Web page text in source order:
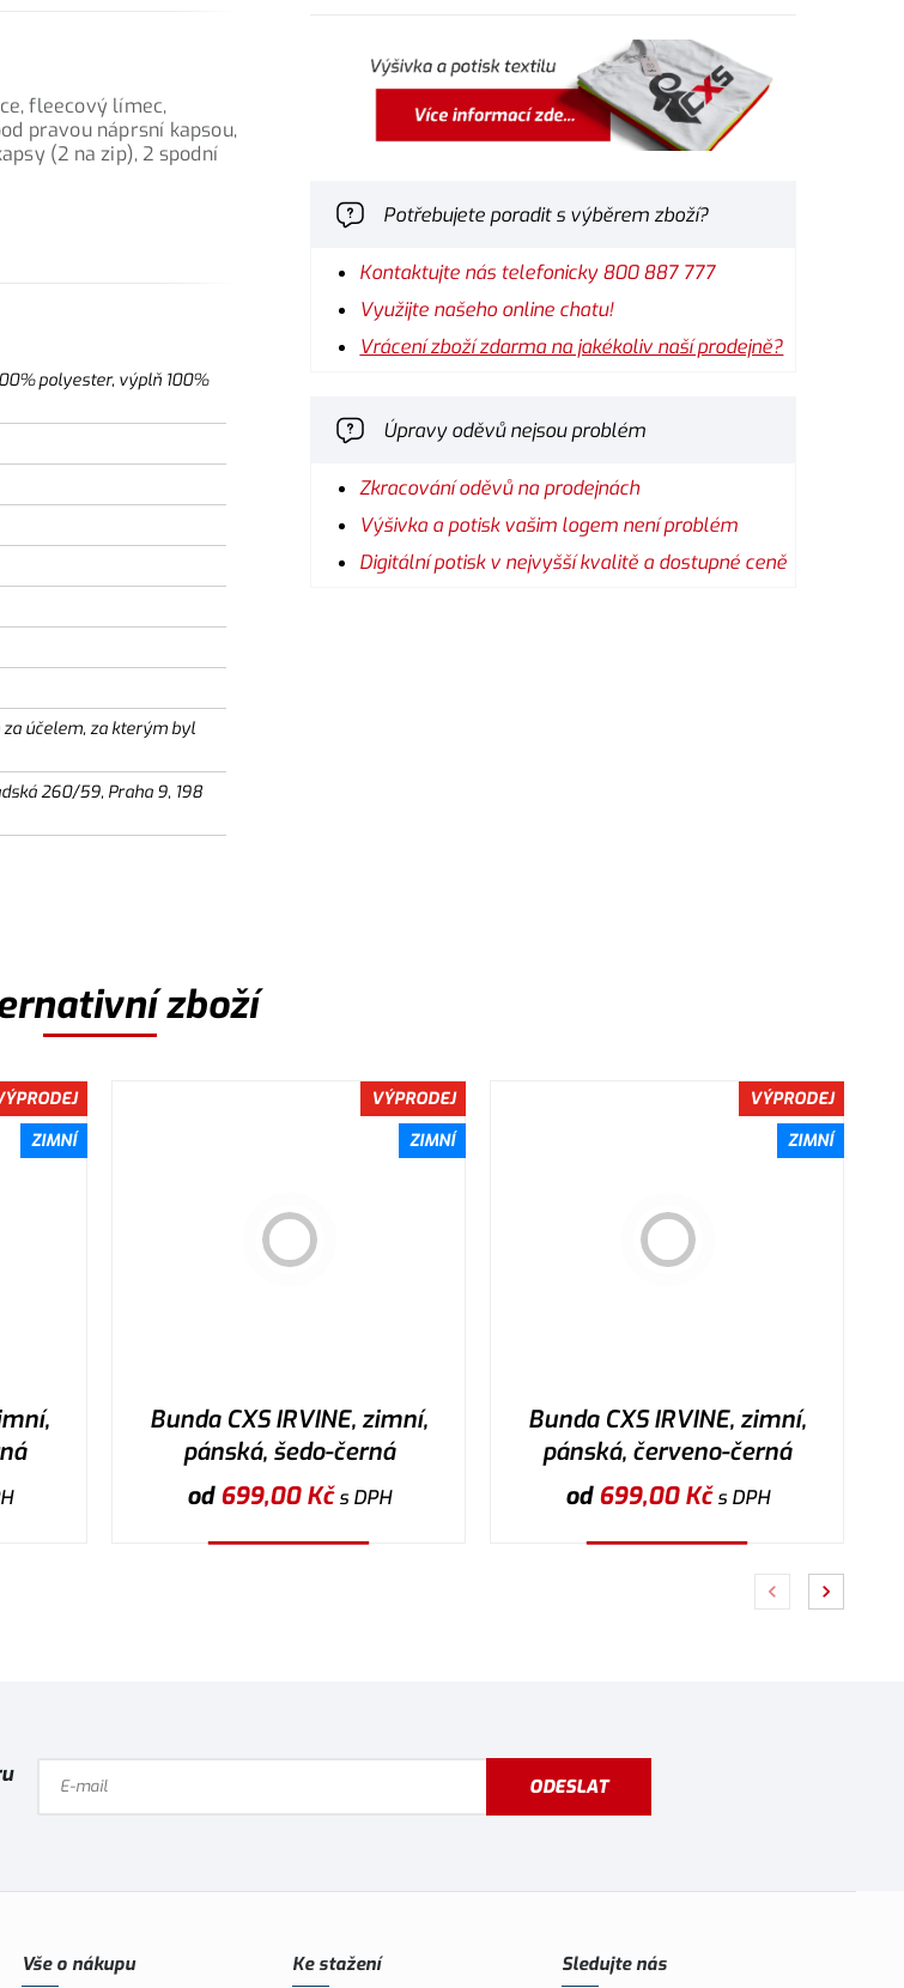
fleecový límec,
pravou náprsní kapsou,
(2 na zip), 2 spodní
polyester, výplň 100%
účelem, za kterým byl
260/59, Praha 9, 198
Potřebujete poradit s výběrem zboží?
Kontaktujte nás telefonicky 800 887 777
Využijte našeho online chatu!
Vrácení zboží zdarma na jakékoliv naší prodejně?
Úpravy oděvů nejsou problém
Zkracování oděvů na prodejnách
Výšivka a potisk vašim logem není problém
Digitální potisk v nejvyšší kvalitě a dostupné ceně
zboží
ZIMNÍ
VÝPRODEJ
ZIMNÍ
Bunda CXS IRVINE, zimní,
pánská, šedo-černá
od699,00Kčs DPH
VÝPRODEJ
ZIMNÍ
Bunda CXS IRVINE, zimní,
pánská, červeno-černá
od699,00Kčs DPH
ODESLAT
Vše o nákupu Ke stažení Sledujte nás